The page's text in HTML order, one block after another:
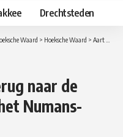
aanpassen
Drechtsteden
Waard > Hoeksche Waard > Aart en Harriette: Terug naar de 60’s, 70’s en 80’s in het Numans-Dorpshuis
naar de
Numans-